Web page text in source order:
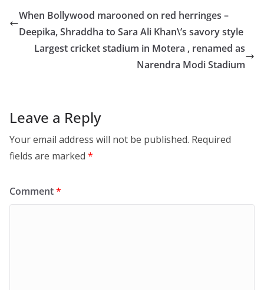
When Bollywood marooned on red herringes –
Deepika, Shraddha to Sara Ali Khan\’s savory style
Largest cricket stadium in Motera , renamed as
Narendra Modi Stadium
Leave a Reply
Your email address will not be published. Required
fields are marked *
Comment*